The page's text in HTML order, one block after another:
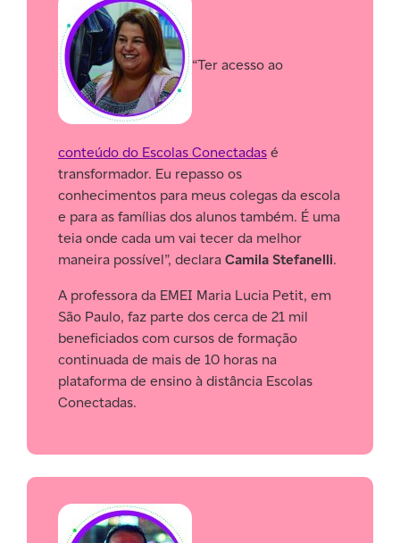
“Ter acesso ao
conteúdo do Escolas Conectadasé
transformador. Eu repasso os
conhecimentos para meus colegas da escola
e para as famílias dos alunos também. É uma
teia onde cada um vai tecer da melhor
maneira possível”, declaraCamila Stefanelli.
A professora da EMEI Maria Lucia Petit, em
São Paulo, faz parte dos cerca de 21 mil
beneficiados com cursos de formação
continuada de mais de 10 horas na
plataforma de ensino à distância Escolas
Conectadas.